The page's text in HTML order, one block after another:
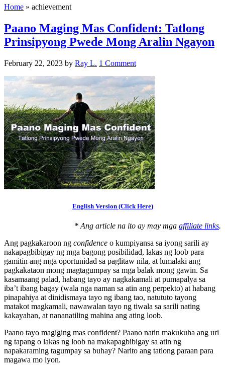
Home » achievement
Paano Maging Mas Confident: Tatlong
Prinsipyong Pwede Mong Aralin Ngayon
February 22, 2023 by Ray L. 1 Comment
English Version (Click Here)
* Ang article na ito ay may mga affiliate links.
Ang pagkakaroon ng confidence o kumpiyansa sa iyong sarili ay
nakapagbibigay ng mga bagong posibilidad, lakas ng loob para
gamitin ang mga oportunidad sa paglitaw nila, at lumalaki ang
pagkakataon mong magtagumpay sa mga balak mong gawin. Sa
kasamaang palad, habang tayo ay nagkakamali at pumapalya sa
iba’t ibang bagay (wala nga naman sa atin ang perpekto) at habang
pinapahiya at dinidismaya tayo ng ibang tao, natututo tayong
matakot magkamali, nawawalan tayo ng tiwala sa sarili nating
kakayahan, at nananatiling mahina ang ating loob.
Paano tayo magiging mas confident? Paano natin makukuha ang uri
ng tapang o lakas ng loob na makapagbibigay sa atin ng
napakaraming tagumpay sa buhay? Narito ang tatlong paraan para
magawa mo iyon.